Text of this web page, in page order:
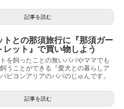
記事を読む
トとの那須旅行に『那須ガー
レット』で買い物しよう
を飼ったことの無いパパやママでも
うことができる『愛犬との暮らしア
ピヨンアリアのパパのじゅんです。
記事を読む